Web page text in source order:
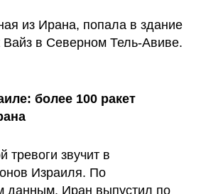
из Ирана, попала в здание
в Северном Тель-Авиве.
более 100 ракет
тревоги звучит в
Израиля. По
данным, Иран выпустил по